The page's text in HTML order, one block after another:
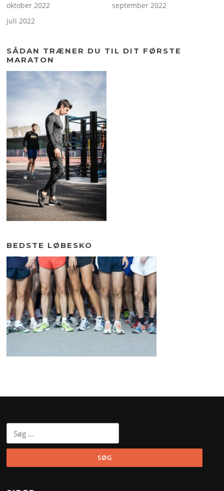
oktober 2022
september 2022
juli 2022
SÅDAN TRÆNER DU TIL DIT FØRSTE
MARATON
BEDSTE LØBESKO
efter: